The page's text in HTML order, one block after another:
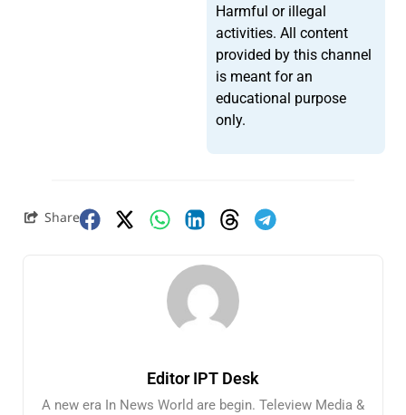
Harmful or illegal
activities. All content
provided by this channel
is meant for an
educational purpose
only.
Share
Editor IPT Desk
A new era In News World are begin. Teleview Media &